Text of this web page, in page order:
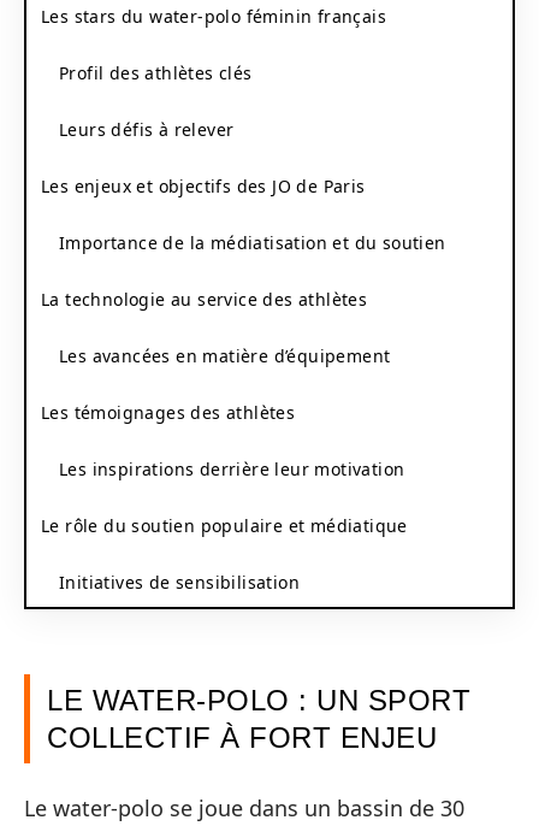
Les stars du water-polo féminin français
Profil des athlètes clés
Leurs défis à relever
Les enjeux et objectifs des JO de Paris
Importance de la médiatisation et du soutien
La technologie au service des athlètes
Les avancées en matière d’équipement
Les témoignages des athlètes
Les inspirations derrière leur motivation
Le rôle du soutien populaire et médiatique
Initiatives de sensibilisation
LE WATER-POLO : UN SPORT
COLLECTIF À FORT ENJEU
Le water-polo se joue dans un bassin de 30